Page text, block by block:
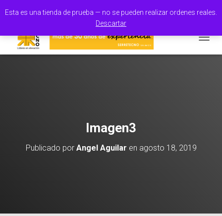
Esta es una tienda de prueba — no se pueden realizar ordenes reales.
Descartar
100% Orgullo Mexicano
Imagen3
Publicado por Angel Aguilar en agosto 18, 2019